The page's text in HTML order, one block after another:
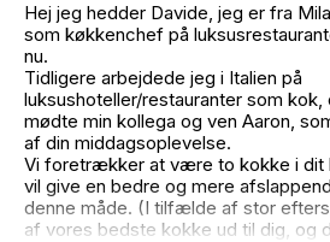
Hej jeg hedder Davide, jeg er fra
som køkkenchef på
nu.
Tidligere arbejdede jeg i Italien på
luksushoteller/restauranter som kok,
mødte min kollega og ven Aaron,
af din middagsoplevelse.
Vi foretrækker at være to kokke i dit
vil give en bedre og mere
denne måde. (I tilfælde af stor
af vores bedste kokke ud til dig,